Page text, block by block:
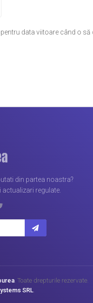
data viitoare când o să
din partea noastra?
regulate.
. Toate drepturile rezervate.
SRL.